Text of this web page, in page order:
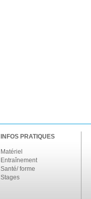
INFOS PRATIQUES
Matériel
Entraînement
Santé/ forme
Stages